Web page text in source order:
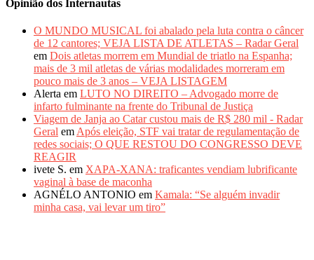
Opinião dos Internautas
O MUNDO MUSICAL foi abalado pela luta contra o câncer
de 12 cantores; VEJA LISTA DE ATLETAS – Radar Geral
em Dois atletas morrem em Mundial de triatlo na Espanha;
mais de 3 mil atletas de várias modalidades morreram em
pouco mais de 3 anos – VEJA LISTAGEM
Alerta em LUTO NO DIREITO – Advogado morre de
infarto fulminante na frente do Tribunal de Justiça
Viagem de Janja ao Catar custou mais de R$ 280 mil - Radar
Geral em Após eleição, STF vai tratar de regulamentação de
redes sociais; O QUE RESTOU DO CONGRESSO DEVE
REAGIR
ivete S. em XAPA-XANA: traficantes vendiam lubrificante
vaginal à base de maconha
AGNÉLO ANTONIO em Kamala: “Se alguém invadir
minha casa, vai levar um tiro”